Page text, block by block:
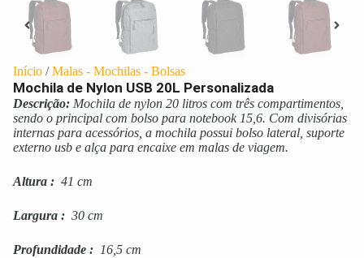
Início /Malas - Mochilas - Bolsas
Mochila de Nylon USB 20L Personalizada
Descrição: Mochila de nylon 20 litros com três compartimentos,
sendo o principal com bolso para notebook 15,6. Com divisórias
internas para acessórios, a mochila possui bolso lateral, suporte
externo usb e alça para encaixe em malas de viagem.
Altura : 41 cm
Largura : 30 cm
Profundidade : 16,5 cm